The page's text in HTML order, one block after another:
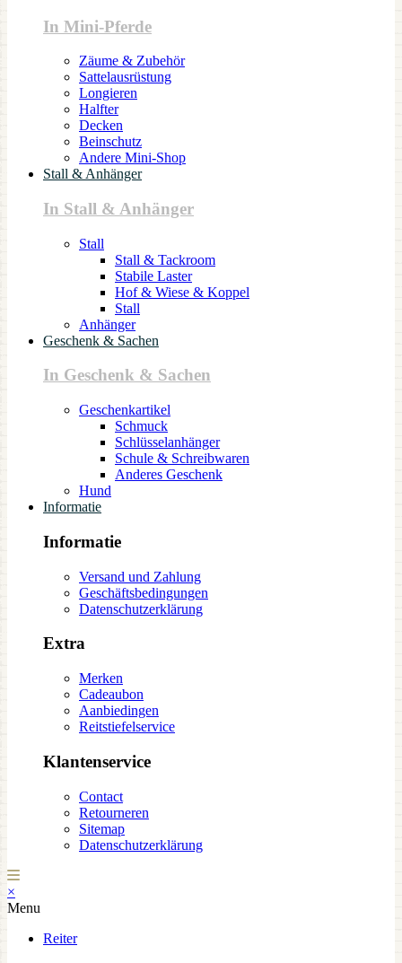
In Mini-Pferde
Zäume & Zubehör
Sattelausrüstung
Longieren
Halfter
Decken
Beinschutz
Andere Mini-Shop
Stall & Anhänger
In Stall & Anhänger
Stall
Stall & Tackroom
Stabile Laster
Hof & Wiese & Koppel
Stall
Anhänger
Geschenk & Sachen
In Geschenk & Sachen
Geschenkartikel
Schmuck
Schlüsselanhänger
Schule & Schreibwaren
Anderes Geschenk
Hund
Informatie
Informatie
Versand und Zahlung
Geschäftsbedingungen
Datenschutzerklärung
Extra
Merken
Cadeaubon
Aanbiedingen
Reitstiefelservice
Klantenservice
Contact
Retourneren
Sitemap
Datenschutzerklärung
×
Menu
Reiter